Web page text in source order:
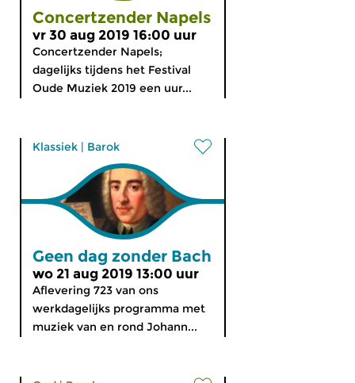
Concertzender Napels
vr 30 aug 2019 16:00 uur
Concertzender Napels;
dagelijks tijdens het Festival
Oude Muziek 2019 een uur...
Klassiek | Barok
Geen dag zonder Bach
wo 21 aug 2019 13:00 uur
Aflevering 723 van ons
werkdagelijks programma met
muziek van en rond Johann...